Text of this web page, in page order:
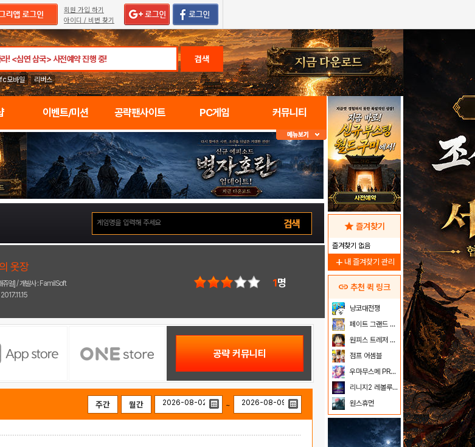
회원 가입 하기
아이디 / 비번 찾기
검색
fc모바일 리버스
이벤트/미션 공략팬사이트 PC게임 커뮤니티
옷장
쥬얼] / 개발사 : FamilSoft
1명
공략 커뮤니티
주간 월간 ~
star 즐겨찾기
즐겨찾기 없음
add 내 즐겨찾기 관리
link 추천 퀵 링크
냥코대전쟁
페이트 그랜드 오더
원피스 트레저 크루즈
점프 어셈블
우마무스메 PRETTY DERBY
리니지2 레볼루션
원스휴먼